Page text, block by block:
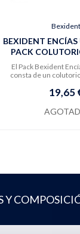
Bexident
BEXIDENT
PACK
El Pack Bexident
consta de un colutorio
19,65
Y